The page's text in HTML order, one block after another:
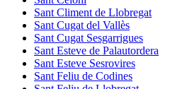
Sant Climent de Llobregat
Sant Cugat del Vallès
Sant Cugat Sesgarrigues
Sant Esteve de Palautordera
Sant Esteve Sesrovires
Sant Feliu de Codines